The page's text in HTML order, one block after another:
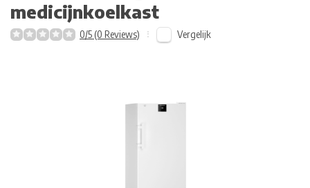
medicijnkoelkast
0/5 (0 Reviews) Vergelijk